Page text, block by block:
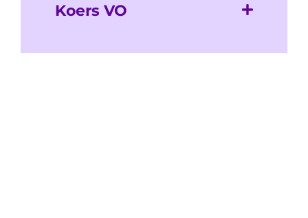
Koers VO